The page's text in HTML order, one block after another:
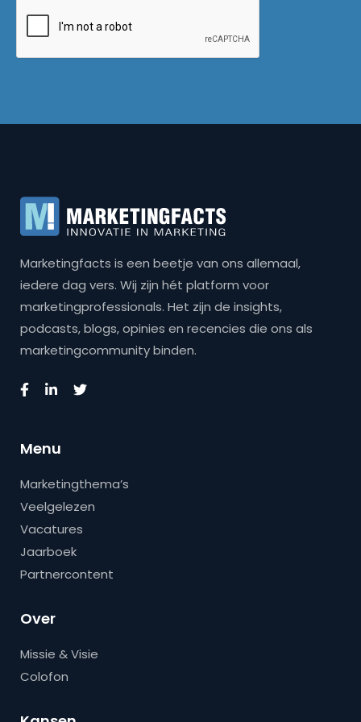
Marketingfacts is een beetje van ons allemaal,
iedere dag vers. Wij zijn hét platform voor
marketingprofessionals. Het zijn de insights,
podcasts, blogs, opinies en recencies die ons als
marketingcommunity binden.
Menu
Marketingthema’s
Veelgelezen
Vacatures
Jaarboek
Partnercontent
Over
Missie & Visie
Colofon